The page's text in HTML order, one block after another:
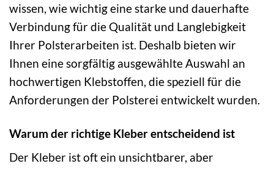
wissen, wie wichtig eine starke und dauerhafte
Verbindung für die Qualität und Langlebigkeit
Ihrer Polsterarbeiten ist. Deshalb bieten wir
Ihnen eine sorgfältig ausgewählte Auswahl an
hochwertigen Klebstoffen, die speziell für die
Anforderungen der Polsterei entwickelt wurden.
Warum der richtige Kleber entscheidend ist
Der Kleber ist oft ein unsichtbarer, aber